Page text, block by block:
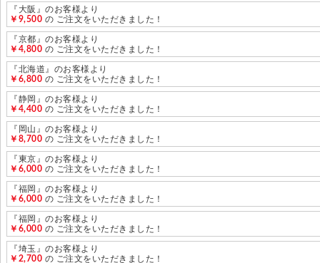
『大阪』のお客様より
￥9,500 の ご注文をいただきました！
『京都』のお客様より
￥4,800 の ご注文をいただきました！
『北海道』のお客様より
￥6,800 の ご注文をいただきました！
『静岡』のお客様より
￥4,400 の ご注文をいただきました！
『岡山』のお客様より
￥8,700 の ご注文をいただきました！
『東京』のお客様より
￥6,000 の ご注文をいただきました！
『福岡』のお客様より
￥6,000 の ご注文をいただきました！
『福岡』のお客様より
￥6,000 の ご注文をいただきました！
『埼玉』のお客様より
￥2,700 の ご注文をいただきました！